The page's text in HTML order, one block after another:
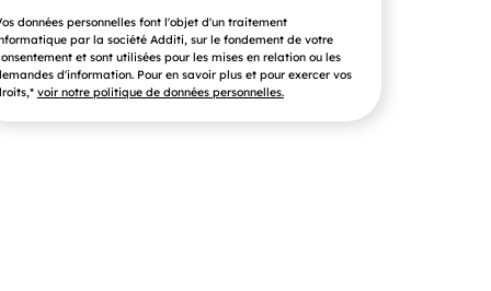
données personnelles font l'objet d'un traitement
par la société Additi, sur le fondement de votre
et sont utilisées pour les mises en relation ou les
d'information. Pour en savoir plus et pour exercer vos
voir notre politique de données personnelles.